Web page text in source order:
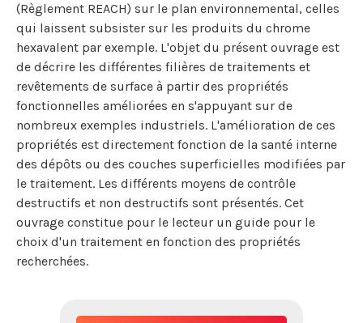
(Règlement REACH) sur le plan environnemental, celles
qui laissent subsister sur les produits du chrome
hexavalent par exemple. L'objet du présent ouvrage est
de décrire les différentes filières de traitements et
revêtements de surface à partir des propriétés
fonctionnelles améliorées en s'appuyant sur de
nombreux exemples industriels. L'amélioration de ces
propriétés est directement fonction de la santé interne
des dépôts ou des couches superficielles modifiées par
le traitement. Les différents moyens de contrôle
destructifs et non destructifs sont présentés. Cet
ouvrage constitue pour le lecteur un guide pour le
choix d'un traitement en fonction des propriétés
recherchées.